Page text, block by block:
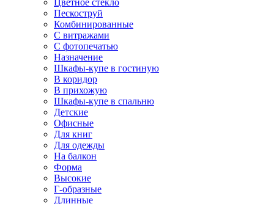
Цветное стекло
Пескоструй
Комбинированные
С витражами
С фотопечатью
Назначение
Шкафы-купе в гостиную
В коридор
В прихожую
Шкафы-купе в спальню
Детские
Офисные
Для книг
Для одежды
На балкон
Форма
Высокие
Г-образные
Длинные